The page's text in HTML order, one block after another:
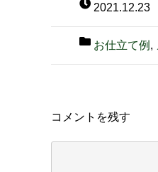
2021.12.23
お仕立て例 ,
コメントを残す